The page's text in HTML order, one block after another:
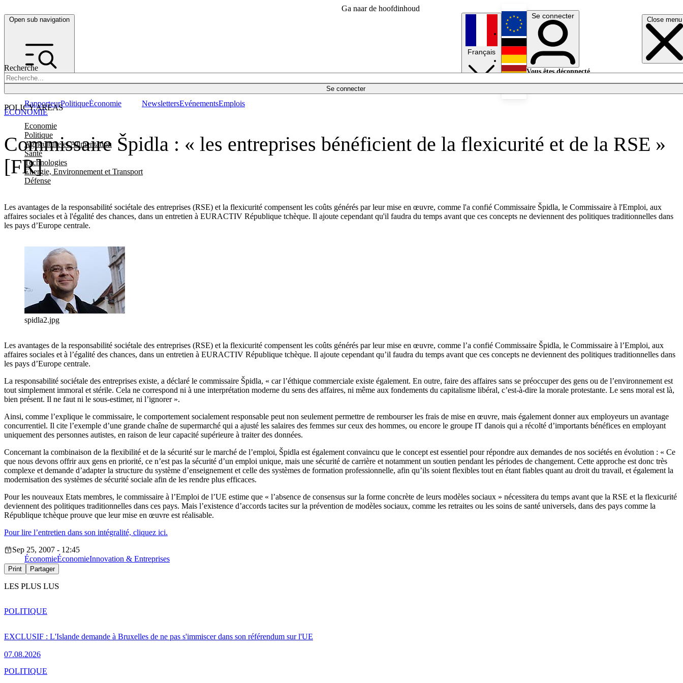
Ga naar de hoofdinhoud
Open sub navigation Close menu
Recherche
Se connecter
POLICY AREAS
Economie
Politique
Agriculture et Alimentation
Santé
Technologies
Energie, Environnement et Transport
Défense
RapporteurPolitiqueÉconomie NewslettersEvénementsEmplois
Français
English
Deutsch
Se connecter
Vous êtes déconnecté.
Commissaire Špidla : « les entreprises bénéficient de la flexicurité et de la RSE »
[FR]
Les avantages de la responsabilité sociétale des entreprises (RSE) et la flexicurité compensent les coûts générés par leur mise en œuvre, comme l'a confié Commissaire Špidla, le Commissaire à l'Emploi, aux
affaires sociales et à l'égalité des chances, dans un entretien à EURACTIV République tchèque. Il ajoute cependant qu'il faudra du temps avant que ces concepts ne deviennent des politiques traditionnelles dans
les pays d’Europe centrale.
ÉCONOMIE
spidla2.jpg
Les avantages de la responsabilité sociétale des entreprises (RSE) et la flexicurité compensent les coûts générés par leur mise en œuvre, comme l’a confié Commissaire Špidla, le Commissaire à l’Emploi, aux
affaires sociales et à l’égalité des chances, dans un entretien à EURACTIV République tchèque. Il ajoute cependant qu’il faudra du temps avant que ces concepts ne deviennent des politiques traditionnelles dans
les pays d’Europe centrale.
La responsabilité sociétale des entreprises existe, a déclaré le commissaire Špidla, « car l’éthique commerciale existe également. En outre, faire des affaires sans se préoccuper des gens ou de l’environnement est
tout simplement immoral et stérile. Cela ne correspond ni à une interprétation moderne du sens des affaires, ni même aux fondements du capitalisme libéral, c’est-à-dire la morale protestante. Le sens moral est là,
bien présent. Il ne faut ni le sous-estimer, ni l’ignorer ».
Ainsi, comme l’explique le commissaire, le comportement socialement responsable peut non seulement permettre de rembourser les frais de mise en œuvre, mais également donner aux employeurs un avantage
concurrentiel. Il cite l’exemple d’une grande chaîne de supermarché qui a ajusté les salaires des femmes sur ceux des hommes, ou encore le groupe IT danois qui a récolté d’importants bénéfices en employant
uniquement des personnes autistes, en raison de leur capacité supérieure à traiter des données.
Concernant la combinaison de la flexibilité et de la sécurité sur le marché de l’emploi, Špidla est également convaincu que le concept est essentiel pour répondre aux demandes de nos sociétés en évolution : « Ce
que nous devons offrir aux gens en priorité, ce n’est pas la sécurité d’un emploi unique, mais une sécurité de carrière et notamment un soutien pendant les périodes de changement. Cette approche est donc très
complexe et demande d’adapter la structure du système d’enseignement et celle des systèmes de formation professionnelle, afin qu’ils soient flexibles tout en étant fiables quant au droit du travail, et également la
modernisation des systèmes de sécurité sociale afin de les rendre plus efficaces.
Pour les nouveaux Etats membres, le commissaire à l’Emploi de l’UE estime que « l’absence de consensus sur la forme concrète de leurs modèles sociaux » nécessitera du temps avant que la RSE et la flexicurité
deviennent des politiques traditionnelles dans ces pays. Mais l’existence d’accords tacites sur la prévention de modèles sociaux, comme les retraites ou les soins de santé universels, dans des pays comme la
République tchèque prouve que leur mise en œuvre est réalisable.
Pour lire l’entretien dans son intégralité, cliquez ici.
Sep 25, 2007 - 12:45
ÉconomieÉconomieInnovation & Entreprises
Print Partager
LES PLUS LUS
EXCLUSIF : L'Islande demande à Bruxelles de ne pas s'immiscer dans son référendum sur l'UE
07.08.2026
POLITIQUE
POLITIQUE